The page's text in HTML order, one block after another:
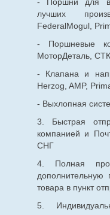
- Поршни для
лучших
FederalMogul,
- Поршневые
МоторДеталь, СТК
- Клапана и
Herzog, AMP,
- Выхлопная
3. Быстрая
компанией и
СНГ
4. Полная
дополнительную
товара в пункт
5.